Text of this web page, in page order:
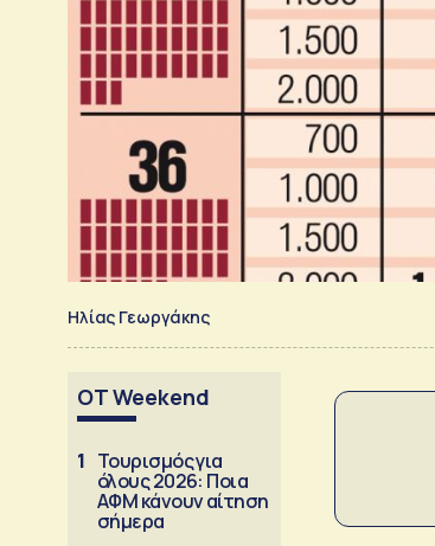
Ηλίας Γεωργάκης
OT Weekend
1 Τουρισμός για
όλους 2026: Ποια
ΑΦΜ κάνουν αίτηση
σήμερα